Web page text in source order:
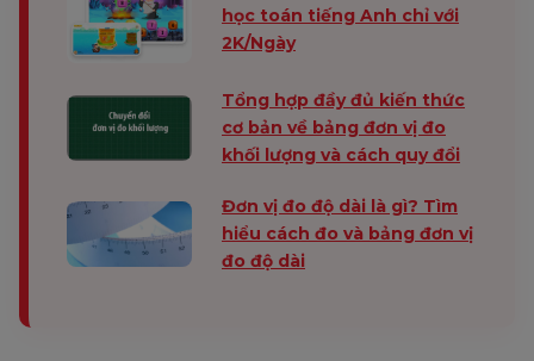
học toán tiếng Anh chỉ với
2K/Ngày
Tổng hợp đầy đủ kiến thức
cơ bản về bảng đơn vị đo
khối lượng và cách quy đổi
Đơn vị đo độ dài là gì? Tìm
hiểu cách đo và bảng đơn vị
đo độ dài